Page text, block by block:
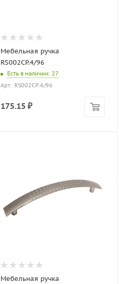
Мебельная ручка
RS002CP.4/96
Есть в наличии: 27
Арт.: RS002CP.4/96
175.15 ₽
Мебельная ручка